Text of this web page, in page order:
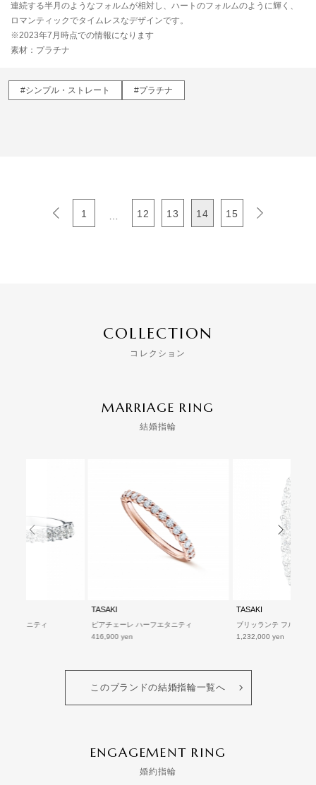
連続する半月のようなフォルムが相対し、ハートのフォルムのように輝く、
ロマンティックでタイムレスなデザインです。
※2023年7月時点での情報になります
素材：プラチナ
#シンプル・ストレート #プラチナ
1 12 13 14 15
COLLECTION
コレクション
MARRIAGE RING
結婚指輪
フエタニティ
TASAKI
ピアチェーレ ハーフエタニティ
416,900 yen
TASAKI
ブリッランテ フルエタ
1,232,000 yen
このブランドの結婚指輪一覧へ
ENGAGEMENT RING
婚約指輪